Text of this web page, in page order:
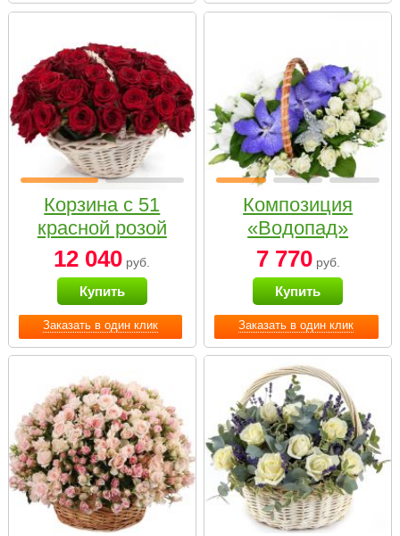
Заказать в один клик
Корзина с 51
красной розой
12 040 руб.
Купить
Заказать в один клик
Композиция
«Водопад»
7 770руб.
Купить